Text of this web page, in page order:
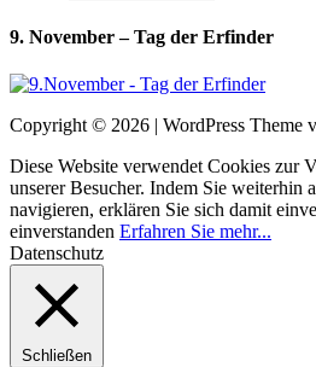
9. November – Tag der Erfinder
Copyright © 2026 | WordPress Theme
Diese Website verwendet Cookies zur
unserer Besucher. Indem Sie weiterhin
navigieren, erklären Sie sich damit
einverstanden Erfahren Sie mehr...
Datenschutz
Schließen